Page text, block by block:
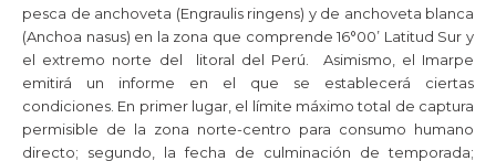
pesca de anchoveta (Engraulis ringens) y de anchoveta blanca
(Anchoa nasus) en la zona que comprende 16°00’ Latitud Sur y
el extremo norte del litoral del Perú. Asimismo, el Imarpe
emitirá un informe en el que se establecerá ciertas
condiciones. En primer lugar, el límite máximo total de captura
permisible de la zona norte-centro para consumo humano
directo; segundo, la fecha de culminación de temporada;